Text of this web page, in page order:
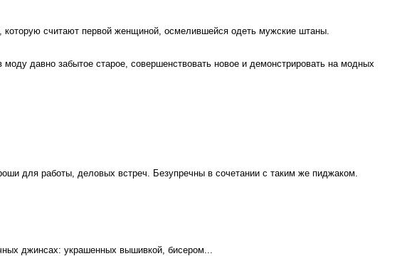
считают первой женщиной, осмелившейся одеть мужские штаны.
давно забытое старое, совершенствовать новое и демонстрировать на модных
для работы, деловых встреч. Безупречны в сочетании с таким же пиджаком.
джинсах: украшенных вышивкой, бисером...